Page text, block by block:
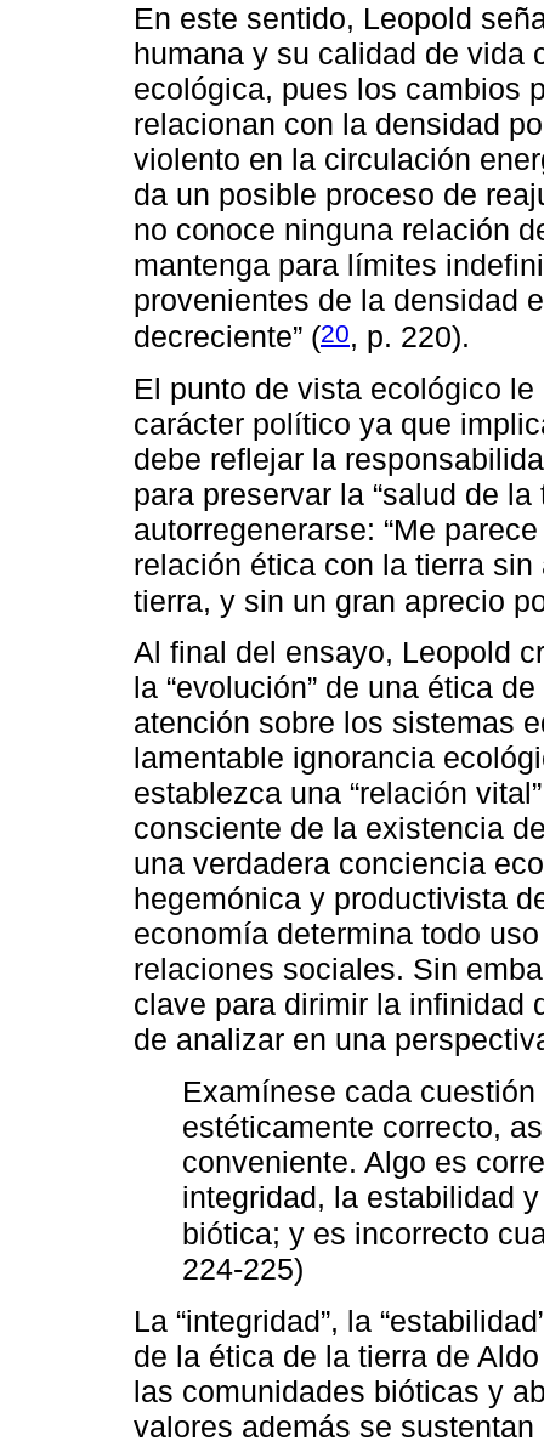
En este sentido, Leopold
humana y su calidad de vida
ecológica, pues los cambios
relacionan con la densidad
violento en la circulación
da un posible proceso de
no conoce ninguna relación
mantenga para límites
provenientes de la densidad
decreciente” (20, p. 220).
El punto de vista ecológico
carácter político ya que
debe reflejar la
para preservar la “salud de
autorregenerarse: “Me
relación ética con la tierra
tierra, y sin un gran aprecio
Al final del ensayo, Leopold
la “evolución” de una ética
atención sobre los sistemas
lamentable ignorancia
establezca una “relación
consciente de la existencia
una verdadera conciencia
hegemónica y productivista
economía determina todo
relaciones sociales. Sin
clave para dirimir la infinidad
de analizar en una
Examínese cada
estéticamente correcto,
conveniente. Algo es
integridad, la estabilidad
biótica; y es incorrecto
224-225)
La “integridad”, la
de la ética de la tierra de
las comunidades bióticas y
valores además se